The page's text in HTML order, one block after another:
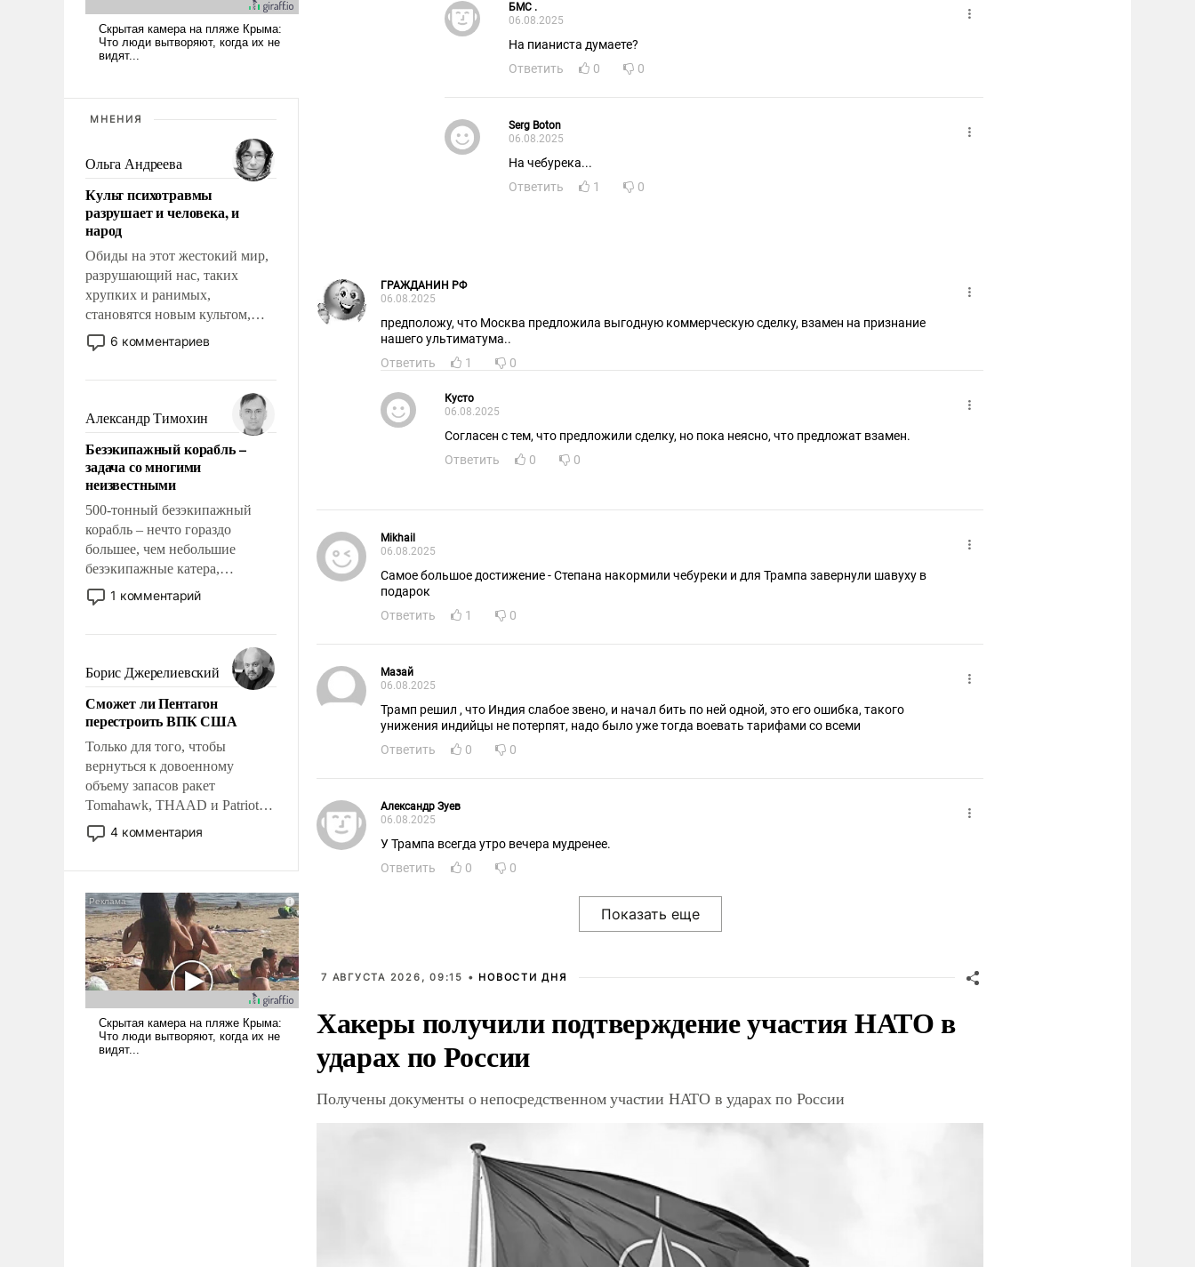
МНЕНИЯ
Ольга Андреева
Культ психотравмы
разрушает и человека, и
народ
Обиды на этот жестокий мир,
разрушающий нас, таких
хрупких и ранимых,
становятся новым культом,
постепенно вытесняя и
отменяя традиционное
мужественным и твердым под
ударами судьбы, брать на себя
ответственность, помогать
слабым, идти вперед и
адаптироваться.
6 комментариев
Александр Тимохин
Безэкипажный корабль –
задача со многими
неизвестными
500-тонный безэкипажный
корабль – нечто гораздо
большее, чем небольшие
безэкипажные катера,
применение которых уже
стало обыденностью. Задача по
сложна и амбициозна. Однако
и ее реализация радикально
поднимет наши боевые
возможности.
1 комментарий
Борис Джерелиевский
Сможет ли Пентагон
перестроить ВПК США
Только для того, чтобы
вернуться к довоенному
объему запасов ракет
Tomahawk, THAAD и Patriot
США потребуется более трех
лет. Даже небольшая война с
Сложившаяся ситуация
означает многолетний период
уязвимости США, например,
перед Китаем.
4 комментария
БМС .
06.08.2025
На пианиста думаете?
Ответить
0 0
Serg Boton
06.08.2025
На чебурека...
Ответить
1 0
ГРАЖДАНИН РФ
06.08.2025
предположу, что Москва предложила выгодную коммерческую сделку, взамен на признание
нашего ультиматума..
Ответить
1 0
Кусто
06.08.2025
Согласен с тем, что предложили сделку, но пока неясно, что предложат взамен.
Ответить
0 0
Mikhail
06.08.2025
Самое большое достижение - Степана накормили чебуреки и для Трампа завернули шавуху в
подарок
Ответить
1 0
Мазай
06.08.2025
Трамп решил , что Индия слабое звено, и начал бить по ней одной, это его ошибка, такого
унижения индийцы не потерпят, надо было уже тогда воевать тарифами со всеми
Ответить
0 0
Александр Зуев
06.08.2025
У Трампа всегда утро вечера мудренее.
Ответить
0 0
7 АВГУСТА 2026, 09:15 • НОВОСТИ ДНЯ
Хакеры получили подтверждение участия НАТО в
ударах по России
Получены документы о непосредственном участии НАТО в ударах по России